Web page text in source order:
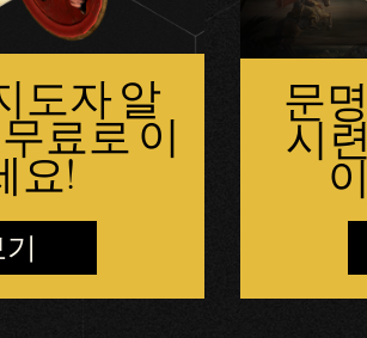
도자 알
료로 이
요!
문
시